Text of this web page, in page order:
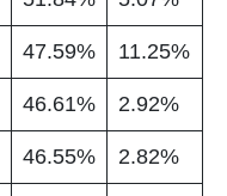
47.59% 11.25%
46.61% 2.92%
46.55% 2.82%